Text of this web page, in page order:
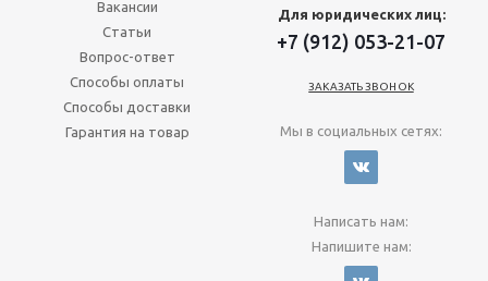
Вакансии
Статьи
Вопрос-ответ
Способы оплаты
Способы доставки
Гарантия на товар
Для юридических лиц:
+7 (912) 053-21-07
ЗАКАЗАТЬ ЗВОНОК
Мы в социальных сетях:
Написать нам:
Напишите нам: